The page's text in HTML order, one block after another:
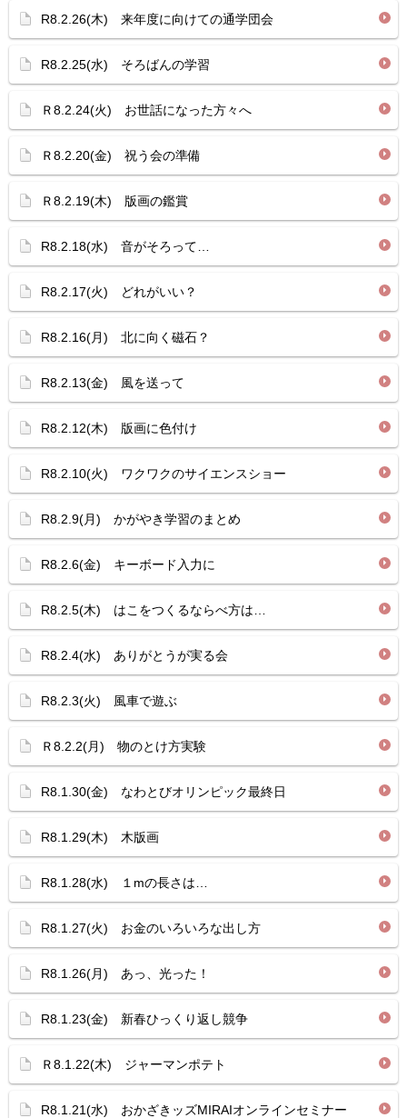
R8.2.26(木) 来年度に向けての通学団会
R8.2.25(水) そろばんの学習
Ｒ8.2.24(火) お世話になった方々へ
Ｒ8.2.20(金) 祝う会の準備
Ｒ8.2.19(木) 版画の鑑賞
R8.2.18(水) 音がそろって…
R8.2.17(火) どれがいい？
R8.2.16(月) 北に向く磁石？
R8.2.13(金) 風を送って
R8.2.12(木) 版画に色付け
R8.2.10(火) ワクワクのサイエンスショー
R8.2.9(月) かがやき学習のまとめ
R8.2.6(金) キーボード入力に
R8.2.5(木) はこをつくるならべ方は…
R8.2.4(水) ありがとうが実る会
R8.2.3(火) 風車で遊ぶ
Ｒ8.2.2(月) 物のとけ方実験
R8.1.30(金) なわとびオリンピック最終日
R8.1.29(木) 木版画
R8.1.28(水) １mの長さは…
R8.1.27(火) お金のいろいろな出し方
R8.1.26(月) あっ、光った！
R8.1.23(金) 新春ひっくり返し競争
Ｒ8.1.22(木) ジャーマンポテト
R8.1.21(水) おかざきッズMIRAIオンラインセミナー